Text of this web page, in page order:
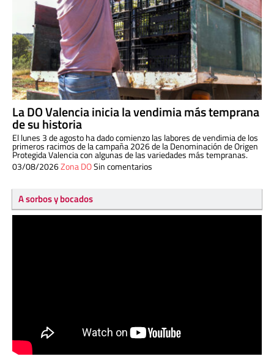
La DO Valencia inicia la vendimia más temprana
de su historia
El lunes 3 de agosto ha dado comienzo las labores de vendimia de los
primeros racimos de la campaña 2026 de la Denominación de Origen
Protegida Valencia con algunas de las variedades más tempranas.
03/08/2026Zona DOSin comentarios
A sorbos y bocados